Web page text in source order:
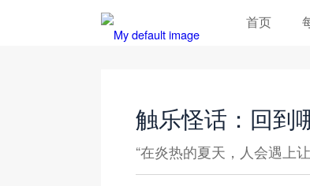
首页
触乐怪话：回到
“在炎热的夏天，人会遇上